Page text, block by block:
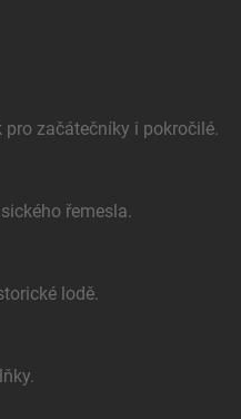
začátečníky i pokročilé.
řemesla.
lodě.